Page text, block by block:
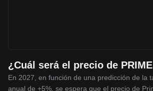
¿Cuál será el precio de
En 2027, en función de una predicción de la
anual de +5%, se espera que el precio de